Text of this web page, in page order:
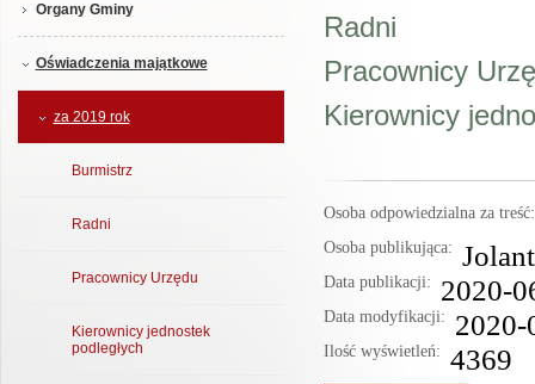
Organy Gminy
Oświadczenia majątkowe
za 2019 rok
Burmistrz
Radni
Pracownicy Urzędu
Kierownicy jednostek
podległych
Radni
Pracownicy
Kierownicy
Osoba odpowiedzialna za
Osoba publikująca:
Data publikacji: 2020-
Data modyfikacji: 2020-
Ilość wyświetleń: 4369